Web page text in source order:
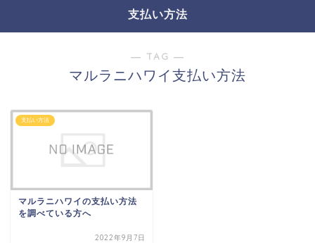
支払い方法
― TAG ―
マルラニハワイ支払い方法
支払い方法
マルラニハワイの支払い方法
を調べている方へ
2022年9月7日